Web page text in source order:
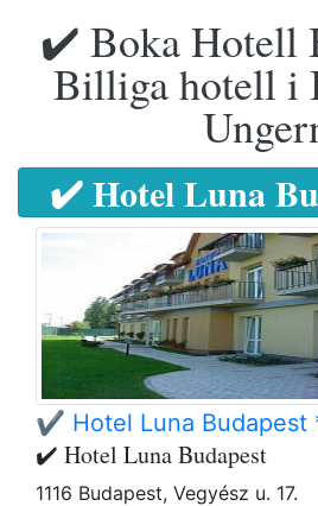
✔️ Boka Hotell
Billiga hotell i
✔️ Hotel Luna
✔️ Hotel Luna Budapest
✔️ Hotel Luna Budapest
1116 Budapest, Vegyész u. 17.